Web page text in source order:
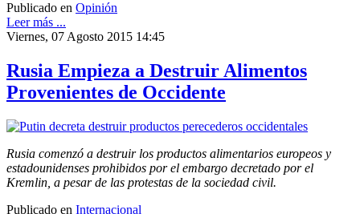
Publicado en Opinión
Leer más ...
Viernes, 07 Agosto 2015 14:45
Rusia Empieza a Destruir Alimentos
Provenientes de Occidente
Rusia comenzó a destruir los productos alimentarios europeos y
estadounidenses prohibidos por el embargo decretado por el
Kremlin, a pesar de las protestas de la sociedad civil.
Publicado en Internacional